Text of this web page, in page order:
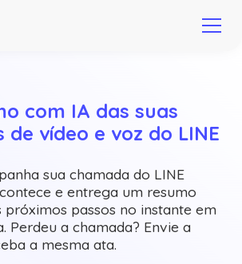
com IA das suas
de vídeo e voz do LINE
sua chamada do LINE
e entrega um resumo
próximos passos no instante em
Perdeu a chamada? Envie a
a mesma ata.